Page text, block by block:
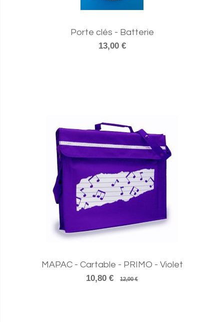
Porte clés - Batterie
13,00 €
MAPAC - Cartable - PRIMO - Violet
10,80 €
12,00 €